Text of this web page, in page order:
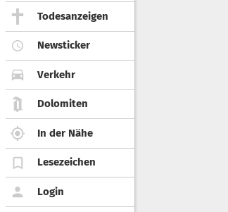
Todesanzeigen
Newsticker
Verkehr
Dolomiten
In der Nähe
Lesezeichen
Login